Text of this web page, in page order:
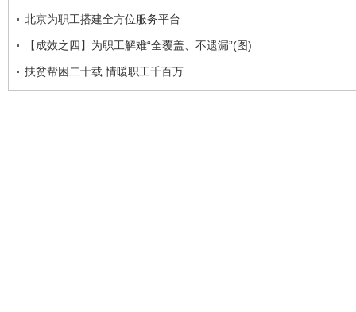
北京为职工搭建全方位服务平台
【成效之四】为职工解难“全覆盖、不遗漏”(图)
扶贫帮困二十载 情暖职工千百万